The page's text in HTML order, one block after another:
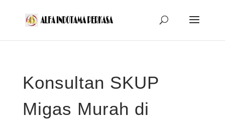
Konsultan SKUP
Migas Murah di